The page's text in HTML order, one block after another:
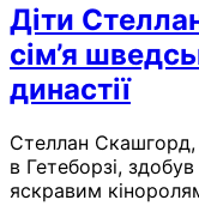
Діти
сім’я
династії
Стеллан
в Гетеборзі,
яскравим